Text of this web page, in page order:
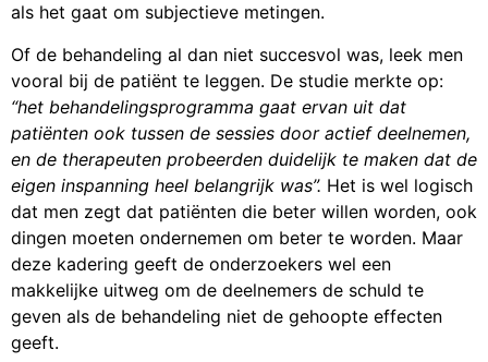
als het gaat om subjectieve metingen.
Of de behandeling al dan niet succesvol was, leek men
vooral bij de patiënt te leggen. De studie merkte op:
“het behandelingsprogramma gaat ervan uit dat
patiënten ook tussen de sessies door actief deelnemen,
en de therapeuten probeerden duidelijk te maken dat de
eigen inspanning heel belangrijk was”. Het is wel logisch
dat men zegt dat patiënten die beter willen worden, ook
dingen moeten ondernemen om beter te worden. Maar
deze kadering geeft de onderzoekers wel een
makkelijke uitweg om de deelnemers de schuld te
geven als de behandeling niet de gehoopte effecten
geeft.